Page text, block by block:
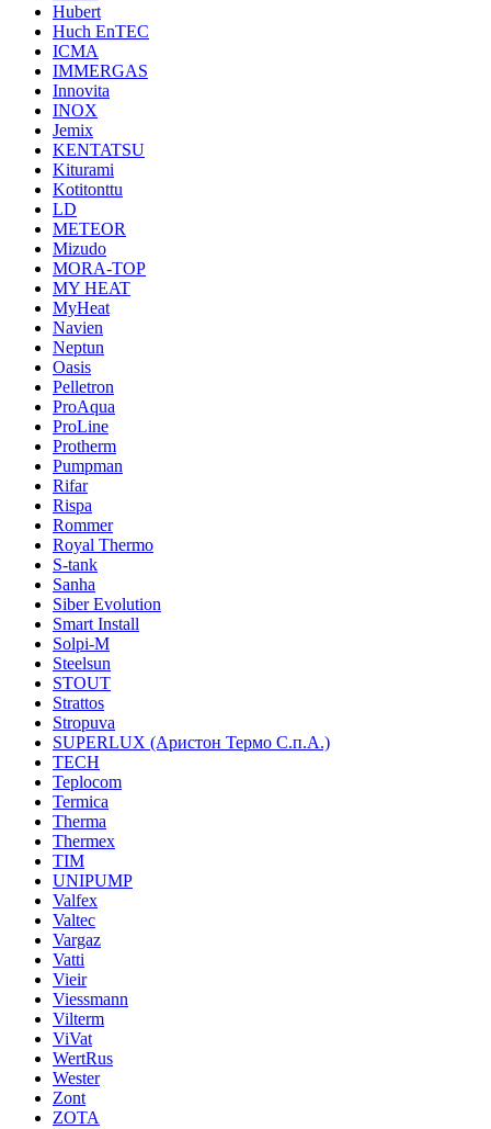
Hubert
Huch EnTEC
ICMA
IMMERGAS
Innovita
INOX
Jemix
KENTATSU
Kiturami
Kotitonttu
LD
METEOR
Mizudo
MORA-TOP
MY HEAT
MyHeat
Navien
Neptun
Oasis
Pelletron
ProAqua
ProLine
Protherm
Pumpman
Rifar
Rispa
Rommer
Royal Thermo
S-tank
Sanha
Siber Evolution
Smart Install
Solpi-M
Steelsun
STOUT
Strattos
Stropuva
SUPERLUX (Аристон Термо С.п.А.)
TECH
Teplocom
Termica
Therma
Thermex
TIM
UNIPUMP
Valfex
Valtec
Vargaz
Vatti
Vieir
Viessmann
Vilterm
ViVat
WertRus
Wester
Zont
ZOTA